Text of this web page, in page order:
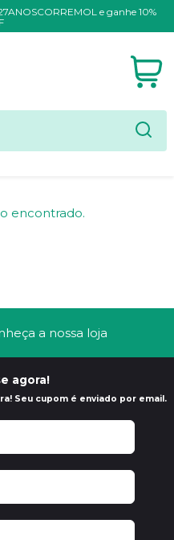
e ganhe 10%
encontrado.
a nossa loja
agora!
Seu cupom é enviado por email.